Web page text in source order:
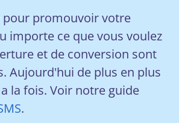
pour promouvoir votre
importe ce que vous voulez
et de conversion sont
Aujourd'hui de plus en plus
la fois. Voir notre guide
.